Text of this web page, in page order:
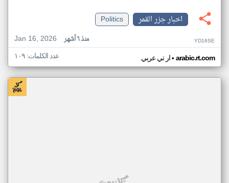
اخبار جزر القمر
Politics
Jan 16, 2026
منذ ٦ أشهر YD16SE
ار تي عربي• arabic.rt.com عدد الكلمات: ١٠٩